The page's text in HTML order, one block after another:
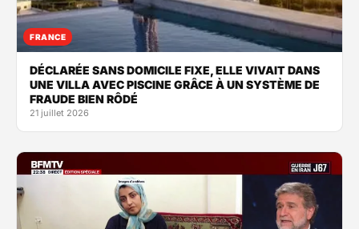
FRANCE
DÉCLARÉE SANS DOMICILE FIXE, ELLE VIVAIT DANS
UNE VILLA AVEC PISCINE GRÂCE À UN SYSTÈME DE
FRAUDE BIEN RÔDÉ
21 juillet 2026